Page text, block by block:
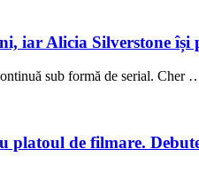
iar Alicia Silverstone
sub formă de serial. Cher
platoul de filmare.